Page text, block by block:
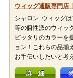
ウィッグ通販専門店
シャロン･ウィッグ
等の個性派のウィッ
ピッタリのカラーを
ョン！これらの品揃
お手伝いしたいと考
詳 細